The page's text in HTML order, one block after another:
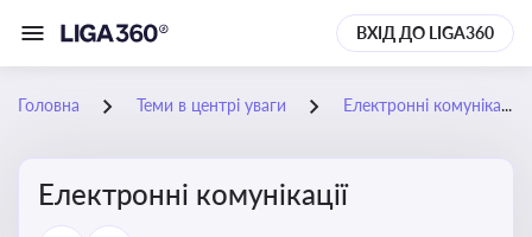
ВХІД ДО LIGA360
Головна Теми в центрі уваги Електронні комунікації
Електронні комунікації